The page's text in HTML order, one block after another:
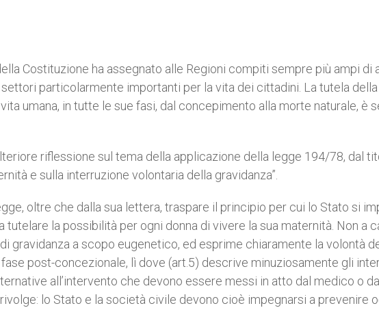
Costituzione ha assegnato alle Regioni compiti sempre più ampi di
particolarmente importanti per la vita dei cittadini. La tutela della
umana, in tutte le sue fasi, dal concepimento alla morte naturale, è
riflessione sul tema della applicazione della legge 194/78, dal
e sulla interruzione volontaria della gravidanza”.
oltre che dalla sua lettera, traspare il principio per cui lo Stato si
tutelare la possibilità per ogni donna di vivere la sua maternità. Non a
di gravidanza a scopo eugenetico, ed esprime chiaramente la volontà
fase post-concezionale, lì dove (art.5) descrive minuziosamente gli
all’intervento che devono essere messi in atto dal medico o
lo Stato e la società civile devono cioè impegnarsi a prevenire